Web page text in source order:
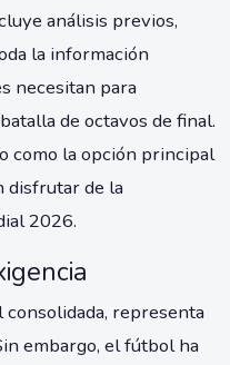
análisis previos,
la información
necesitan para
de octavos de final.
como la opción principal
disfrutar de la
2026.
consolidada, representa
embargo, el fútbol ha